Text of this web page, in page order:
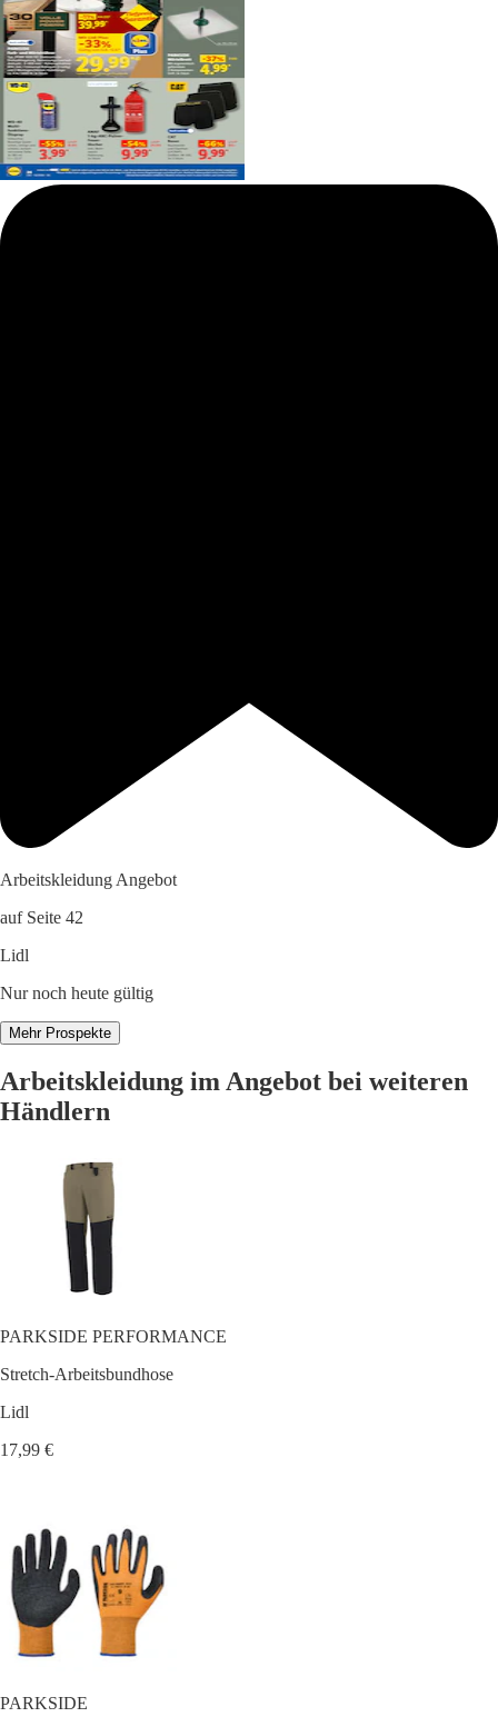
Arbeitskleidung Angebot
auf Seite 42
Lidl
Nur noch heute gültig
Mehr Prospekte
Arbeitskleidung im Angebot bei weiteren
Händlern
PARKSIDE PERFORMANCE
Stretch-Arbeitsbundhose
Lidl
17,99 €
PARKSIDE